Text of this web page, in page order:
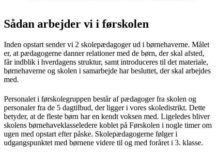
Sådan arbejder vi i førskolen
Inden opstart sender vi 2 skolepædagoger ud i børnehaverne. Målet
er, at pædagogerne danner relationer med de børn, der skal afsted,
får indblik i hverdagens struktur, samt introduceres til det materiale,
børnehaverne og skolen i samarbejde har besluttet, der skal arbejdes
med.
Personalet i førskolegruppen består af pædagoger fra skolen og
personaler fra de 5 dagtilbud, der ligger i vores skoledistrikt. Dette
betyder, at de fleste børn har en kendt voksen med. Ligeledes bliver
skolens børnehaveklasseledere koblet på Førskolen i nogle timer om
ugen med opstart efter påske. Skolepædagogerne følger i
udgangspunktet med børnene videre til og med foråret i 3. klasse.